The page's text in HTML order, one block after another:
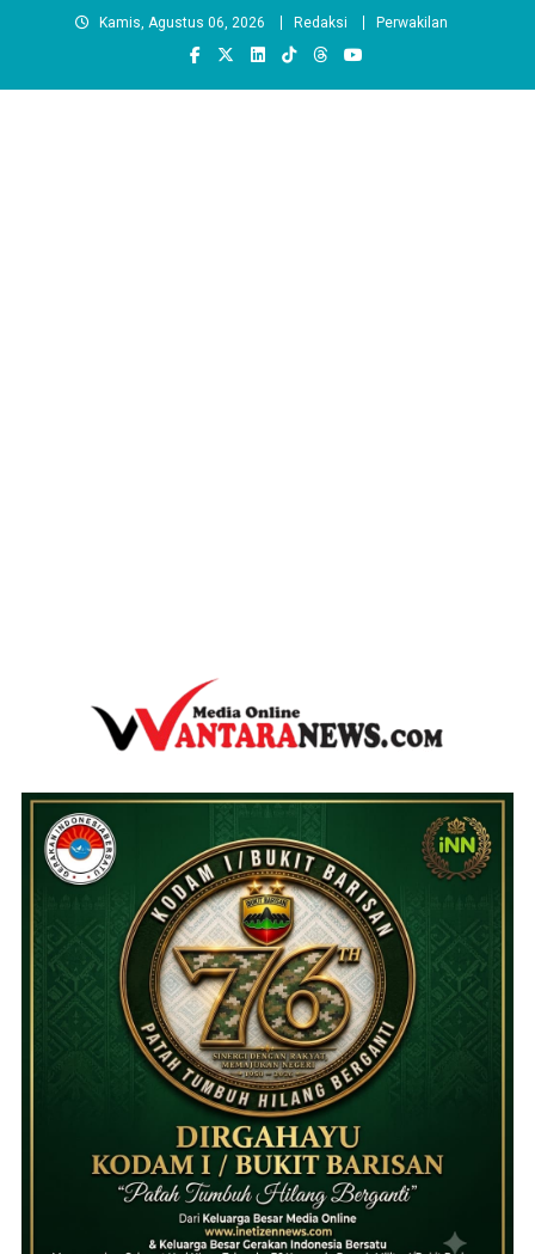
Kamis, Agustus 06, 2026 Redaksi Perwakilan
wantaranews.com